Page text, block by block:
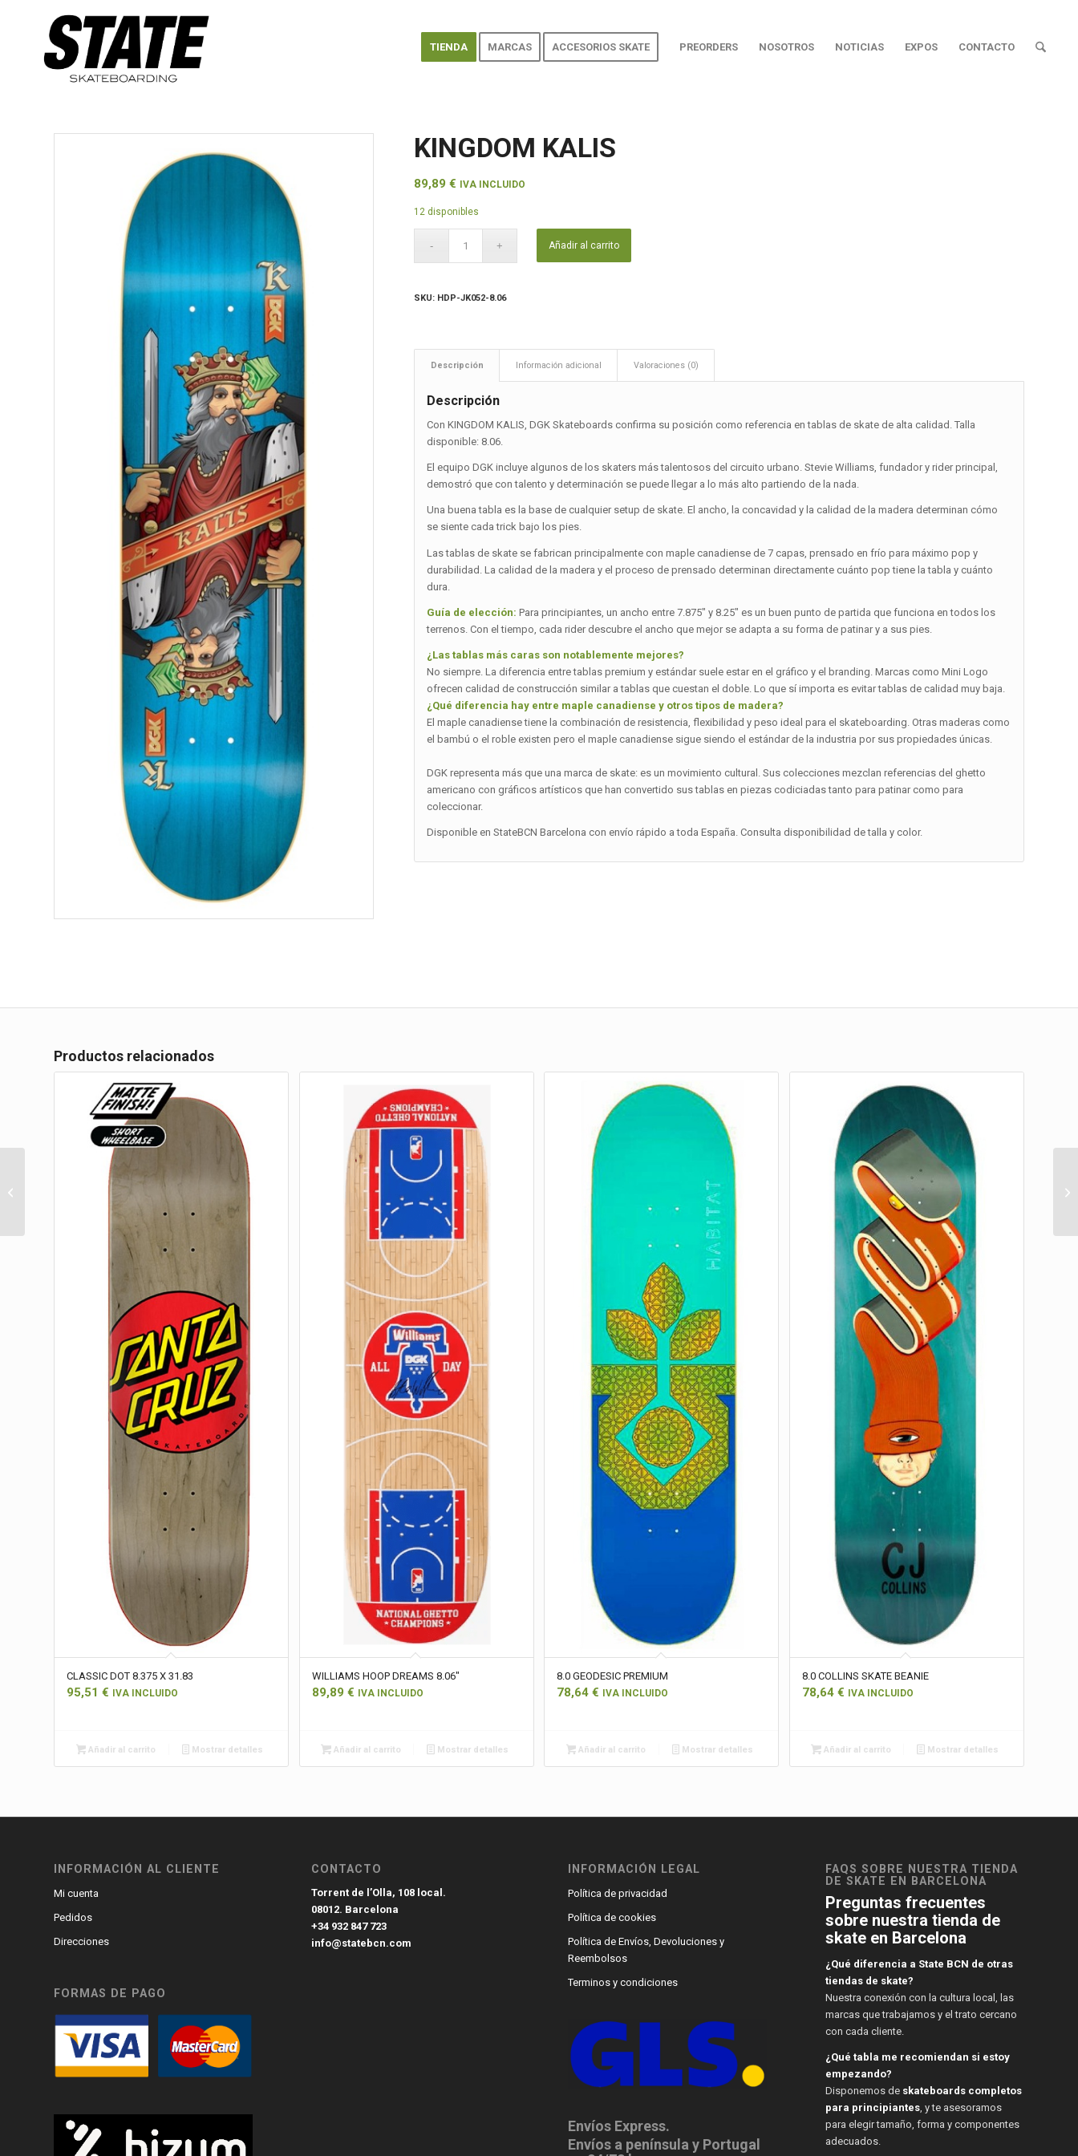
TIENDA MARCAS ACCESORIOS SKATE PREORDERS NOSOTROS NOTICIAS EXPOS CONTACTO
KINGDOM KALIS
89,89€ IVA INCLUIDO
12 disponibles
Añadir al carrito
SKU: HDP-JK052-8.06
Descripción Información adicional Valoraciones (0)
Descripción
Con KINGDOM KALIS, DGK Skateboards confirma su posición como referencia en tablas de skate de alta calidad. Talla
disponible: 8.06.
El equipo DGK incluye algunos de los skaters más talentosos del circuito urbano. Stevie Williams, fundador y rider principal,
demostró que con talento y determinación se puede llegar a lo más alto partiendo de la nada.
Una buena tabla es la base de cualquier setup de skate. El ancho, la concavidad y la calidad de la madera determinan cómo
se siente cada trick bajo los pies.
Las tablas de skate se fabrican principalmente con maple canadiense de 7 capas, prensado en frío para máximo pop y
durabilidad. La calidad de la madera y el proceso de prensado determinan directamente cuánto pop tiene la tabla y cuánto
dura.
Guía de elección: Para principiantes, un ancho entre 7.875″ y 8.25″ es un buen punto de partida que funciona en todos los
terrenos. Con el tiempo, cada rider descubre el ancho que mejor se adapta a su forma de patinar y a sus pies.
¿Las tablas más caras son notablemente mejores?
No siempre. La diferencia entre tablas premium y estándar suele estar en el gráfico y el branding. Marcas como Mini Logo
ofrecen calidad de construcción similar a tablas que cuestan el doble. Lo que sí importa es evitar tablas de calidad muy baja.
¿Qué diferencia hay entre maple canadiense y otros tipos de madera?
El maple canadiense tiene la combinación de resistencia, flexibilidad y peso ideal para el skateboarding. Otras maderas como
el bambú o el roble existen pero el maple canadiense sigue siendo el estándar de la industria por sus propiedades únicas.
DGK representa más que una marca de skate: es un movimiento cultural. Sus colecciones mezclan referencias del ghetto
americano con gráficos artísticos que han convertido sus tablas en piezas codiciadas tanto para patinar como para
coleccionar.
Disponible en StateBCN Barcelona con envío rápido a toda España. Consulta disponibilidad de talla y color.
Productos relacionados
CLASSIC DOT 8.375 X 31.83
95,51 € IVA INCLUIDO
Añadir al carrito Mostrar detalles
WILLIAMS HOOP DREAMS 8.06″
89,89 € IVA INCLUIDO
Añadir al carrito Mostrar detalles
8.0 GEODESIC PREMIUM
78,64€ IVA INCLUIDO
Añadir al carrito Mostrar detalles
8.0 COLLINS SKATE BEANIE
78,64 € IVA INCLUIDO
Añadir al carrito Mostrar detalles
INFORMACIÓN AL CLIENTE
Mi cuenta
Pedidos
Direcciones
FORMAS DE PAGO
CONTACTO
Torrent de l’Olla, 108 local.
08012. Barcelona
+34 932 847 723
info@statebcn.com
INFORMACIÓN LEGAL
Política de privacidad
Política de cookies
Política de Envíos, Devoluciones y
Reembolsos
Terminos y condiciones
Envíos Express.
Envíos a península y Portugal
FAQS SOBRE NUESTRA TIENDA
DE SKATE EN BARCELONA
Preguntas frecuentes
sobre nuestra tienda de
skate en Barcelona
¿Qué diferencia a State BCN de otras
tiendas de skate?
Nuestra conexión con la cultura local, las
marcas que trabajamos y el trato cercano
con cada cliente.
¿Qué tabla me recomiendan si estoy
empezando?
Disponemos de skateboards completos
para principiantes, y te asesoramos
para elegir tamaño, forma y componentes
adecuados.